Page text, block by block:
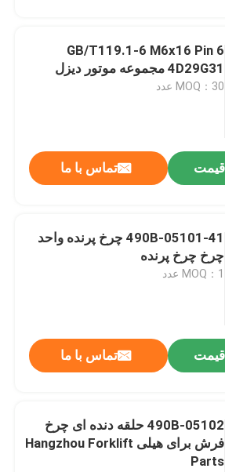
GB/T119.1-6 M6x16 Pin 6
4D29G31 مجموعه موتور دیزل
MOQ：30 عدد
قیمت تماس با ما
490B-05101-41 چرخ پرنده واحد
چرخ چرخ پرنده
MOQ：1 عدد
قیمت تماس با ما
490B-05102 حلقه دنده ای چرخ
فرش برای هیلی Hangzhou Forklift
Parts